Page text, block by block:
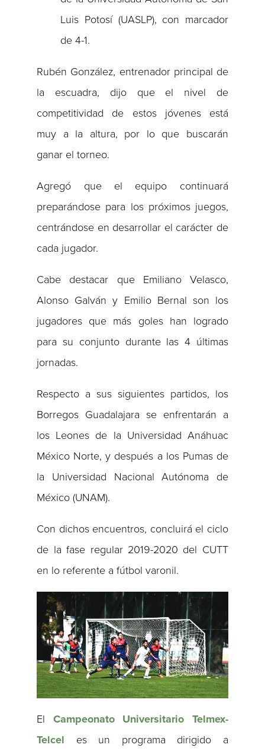
Luis Potosí (UASLP), con marcador
de 4-1.
Rubén González, entrenador principal de
la escuadra, dijo que el nivel de
competitividad de estos jóvenes está
muy a la altura, por lo que buscarán
ganar el torneo.
Agregó que el equipo continuará
preparándose para los próximos juegos,
centrándose en desarrollar el carácter de
cada jugador.
Cabe destacar que Emiliano Velasco,
Alonso Galván y Emilio Bernal son los
jugadores que más goles han logrado
para su conjunto durante las 4 últimas
jornadas.
Respecto a sus siguientes partidos, los
Borregos Guadalajara se enfrentarán a
los Leones de la Universidad Anáhuac
México Norte, y después a los Pumas de
la Universidad Nacional Autónoma de
México (UNAM).
Con dichos encuentros, concluirá el ciclo
de la fase regular 2019-2020 del CUTT
en lo referente a fútbol varonil.
El Campeonato Universitario Telmex-
Telcel es un programa dirigido a